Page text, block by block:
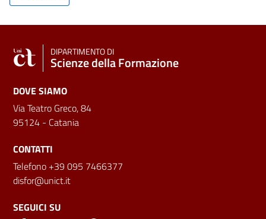
DIPARTIMENTO DI
Scienze della Formazione
DOVE SIAMO
Via Teatro Greco, 84
95124 - Catania
CONTATTI
Telefono +39 095 7466377
disfor@unict.it
SEGUICI SU